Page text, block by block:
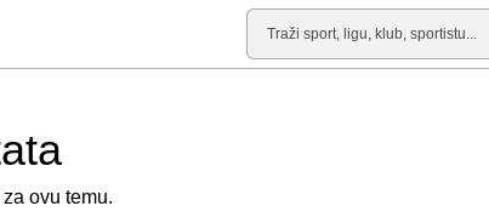
Pretraga
ovu temu.